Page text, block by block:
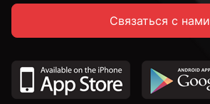
Связаться с нами